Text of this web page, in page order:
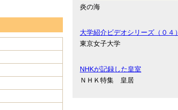
炎の海
大学紹介ビデオシリーズ（０４）
東京女子大学
NHKが記録した皇室
ＮＨＫ特集 皇居